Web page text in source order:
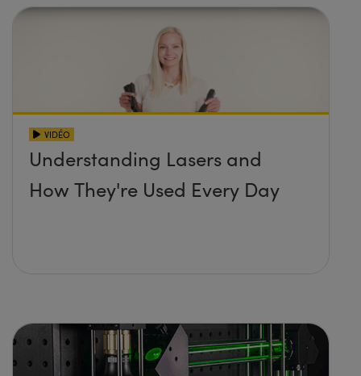
VIDÉO
Understanding Lasers and
How They're Used Every Day